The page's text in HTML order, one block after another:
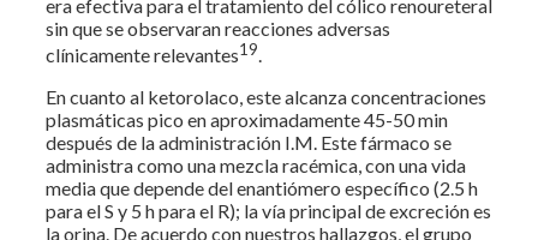
era efectiva para el tratamiento del cólico renoureteral
sin que se observaran reacciones adversas
clínicamente relevantes19.
En cuanto al ketorolaco, este alcanza concentraciones
plasmáticas pico en aproximadamente 45-50 min
después de la administración I.M. Este fármaco se
administra como una mezcla racémica, con una vida
media que depende del enantiómero específico (2.5 h
para el S y 5 h para el R); la vía principal de excreción es
la orina. De acuerdo con nuestros hallazgos, el grupo